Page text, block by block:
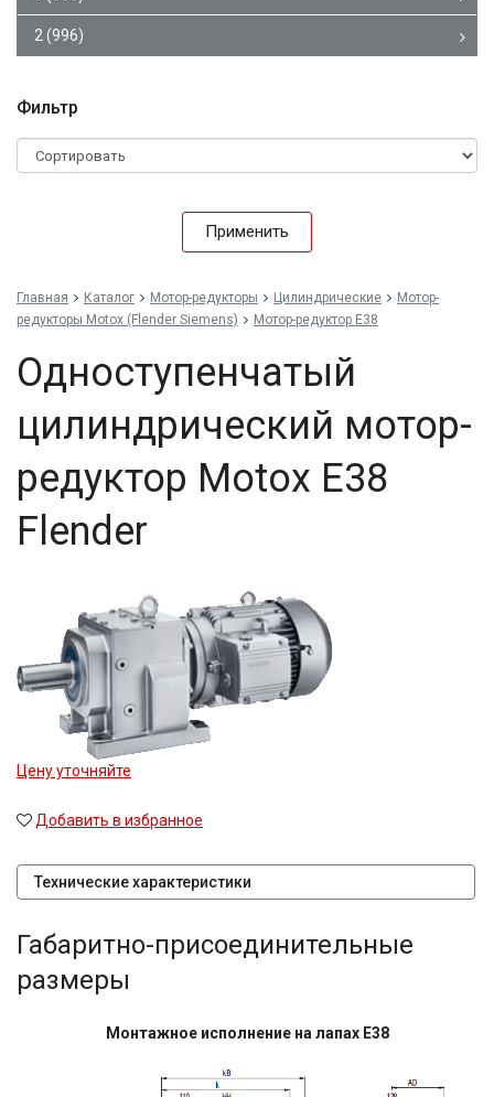
2 (996)
Фильтр
Применить
Главная Каталог Мотор-редукторы Цилиндрические
Мотор-
редукторы Motox (Flender Siemens)
Мотор-редуктор E38
Одноступенчатый
цилиндрический мотор-
редуктор Motox E38
Flender
Цену уточняйте
Добавить в избранное
Технические характеристики
Габаритно-присоединительные
размеры
Монтажное исполнение на лапах E38